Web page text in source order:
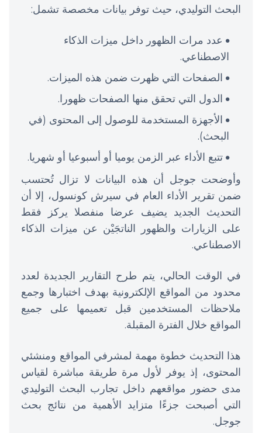
البحث التوليدي، حيث توفر بيانات مخصصة تشمل:
عدد مرات الظهور داخل ميزات الذكاء
الاصطناعي.
الصفحات التي ظهرت ضمن هذه الميزات.
الدول التي تحقق منها الصفحات ظهورا.
الأجهزة المستخدمة للوصول إلى المحتوى (في
البحث).
تتبع الأداء عبر الزمن يوميا أو أسبوعيا أو شهريا.
وأوضحت جوجل أن هذه البيانات لا تزال تُحتسب
ضمن تقرير الأداء العام في سيرش كونسول، إلا أن
التحديث الجديد يضيف عرضا منفصلا يركز فقط
على الزيارات والظهور الناتجَيْن عن ميزات الذكاء
الاصطناعي.
في الوقت الحالي، يتم طرح التقارير الجديدة لعدد
محدود من المواقع الإلكترونية بهدف اختبارها وجمع
ملاحظات المستخدمين قبل تعميمها على جميع
المواقع خلال الفترة المقبلة.
هذا التحديث خطوة مهمة لمشرفي المواقع ومنشئي
المحتوى، إذ يوفر لأول مرة طريقة مباشرة لقياس
مدى حضور مواقعهم داخل تجارب البحث التوليدي
التي أصبحت جزءًا متزايد الأهمية من نتائج بحث
جوجل.